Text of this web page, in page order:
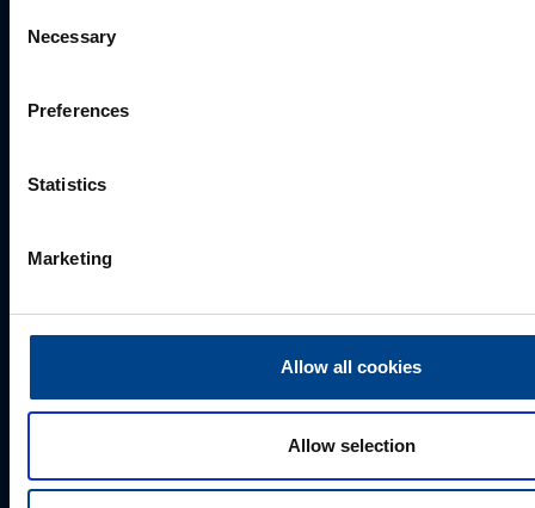
Selection
Necessary
Preferences
Statistics
Marketing
Allow all cookies
Allow selection
Perekonnanimi
Telefoni number